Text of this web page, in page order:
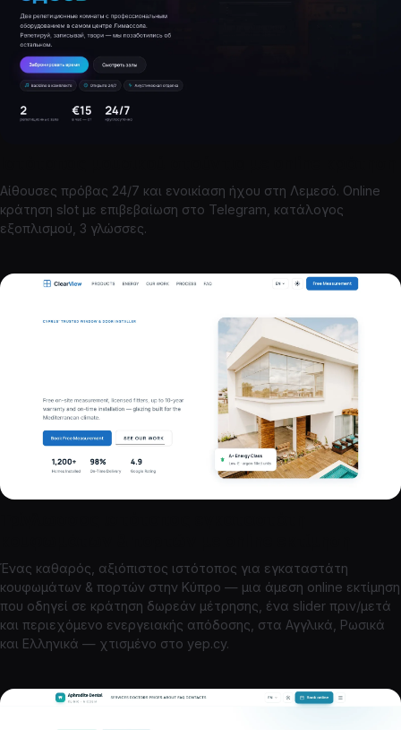
Αίθουσες πρόβας 24/7 και ενοικίαση ήχου στη Λεμεσό. Online
κράτηση slot με επιβεβαίωση στο Telegram, κατάλογος
εξοπλισμού, 3 γλώσσες.
Ένας καθαρός, αξιόπιστος ιστότοπος για εγκαταστάτη
κουφωμάτων & πορτών στην Κύπρο — μια άμεση online εκτίμηση
που οδηγεί σε κράτηση δωρεάν μέτρησης, ένα slider πριν/μετά
και περιεχόμενο ενεργειακής απόδοσης, στα Αγγλικά, Ρωσικά
και Ελληνικά — χτισμένο στο yep.cy.